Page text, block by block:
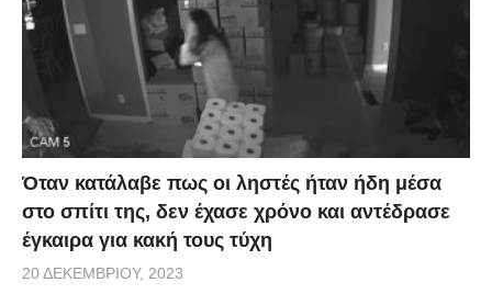
Όταν κατάλαβε πως οι ληστές ήταν ήδη μέσα
στο σπίτι της, δεν έχασε χρόνο και αντέδρασε
έγκαιρα για κακή τους τύχη
20 ΔΕΚΕΜΒΡΊΟΥ, 2023